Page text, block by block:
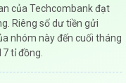
của Techcombank đạt
Riêng số dư tiền gửi
nhóm này đến cuối tháng
tỉ đồng.